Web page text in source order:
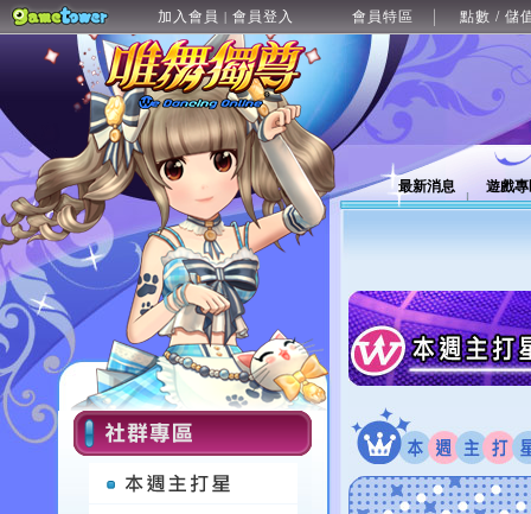
加入會員 | 會員登入 會員特區 點數 / 儲
最新消息 遊戲